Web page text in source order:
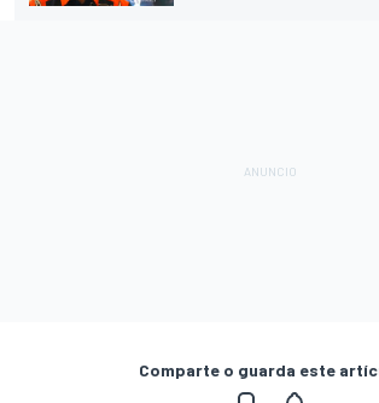
Comparte o guarda este